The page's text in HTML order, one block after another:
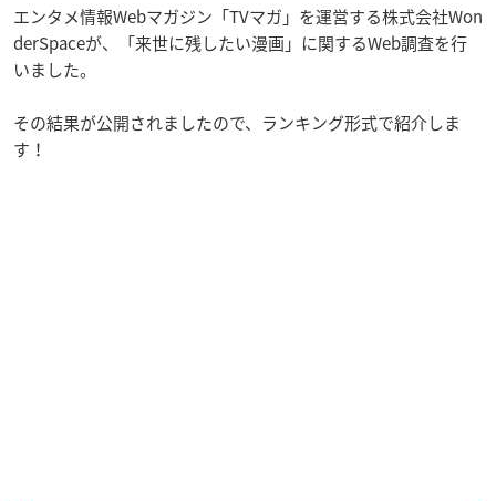
エンタメ情報Webマガジン「TVマガ」を運営する株式会社Won
derSpaceが、「来世に残したい漫画」に関するWeb調査を行
いました。
その結果が公開されましたので、ランキング形式で紹介しま
す！